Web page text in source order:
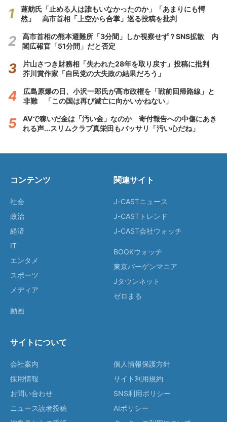
蓮舫氏「止める人は誰もいなかったのか」「あまりにも愕
然」 高市首相「上空から合掌」巡る投稿を批判
高市首相の熊本避難所「3分間」しか視察せず？SNS拡散 内
閣広報官「51分間」だと否定
片山さつき財務相「失われた28年を取り戻す」投稿に批判
芥川賞作家「自民党の大失政の結果だろう」
広島原爆の日、小沢一郎氏が高市政権を「戦前回帰路線」と
非難 「この国は再び滅亡に向かいかねない」
AVで稼いだ金は「汚い金」なのか 寄付報告への中傷にあき
れる声...スリムクラブ真栄田もバッサリ「汚い心だね」
コンテンツ
社会
政治
経済
IT
エンタメ
スポーツ
メディア
動画
関連サイト
J-CASTニュース
J-CASTトレンド
J-CAST会社ウォッチ
BOOKウォッチ
東京バーゲンマニア
Jタウンネット
ゼロまる
サイトについて
会社案内
採用情報
お問い合わせ
ニュース読者投稿
個人情報保護方針
サイト利用規約
SNS利用ポリシー
AIポリシー